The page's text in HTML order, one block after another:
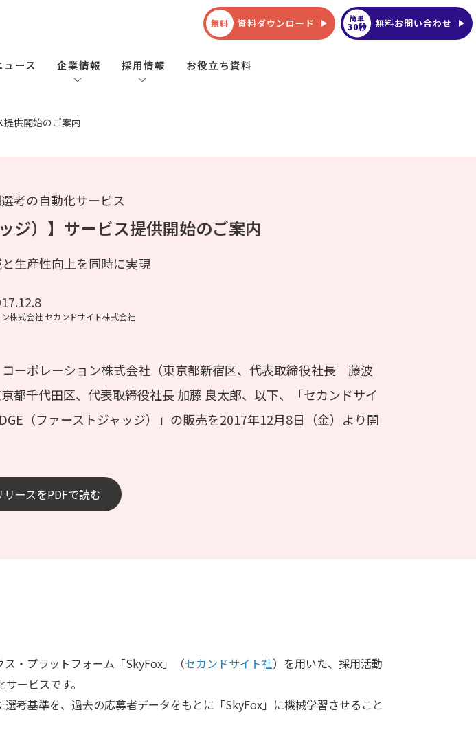
ュース 企業情報 採用情報 お役立ち資料
無料 資料ダウンロード 簡単
30秒 無料お問い合わせ
提供開始のご案内
考の自動化サービス
ジ）】サービス提供開始のご案内
生産性向上を同時に実現
株式会社 セカンドサイト株式会社
コーポレーション株式会社（東京都新宿区、代表取締役社長 藤波
都千代田区、代表取締役社長 加藤 良太郎、以下、「セカンドサイ
（ファーストジャッジ）」の販売を2017年12月8日（金）より開
ースをPDFで読む
ス・プラットフォーム「SkyFox」（セカンドサイト社）を用いた、採用活動
ービスです。
考基準を、過去の応募者データをもとに「SkyFox」に機械学習させること